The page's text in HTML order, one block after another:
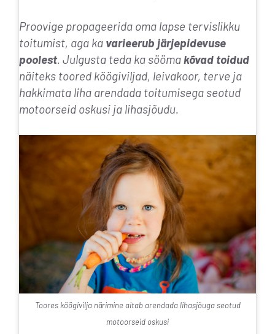
Proovige propageerida oma lapse tervislikku
toitumist, aga ka varieerub järjepidevuse
poolest. Julgusta teda ka söömakõvad toidud
näiteks toored köögiviljad, leivakoor, terve ja
hakkimata liha arendada toitumisega seotud
motoorseid oskusi ja lihasjõudu.
Toores köögivilja närimine aitab arendada lihasjõuga seotud
motoorseid oskusi